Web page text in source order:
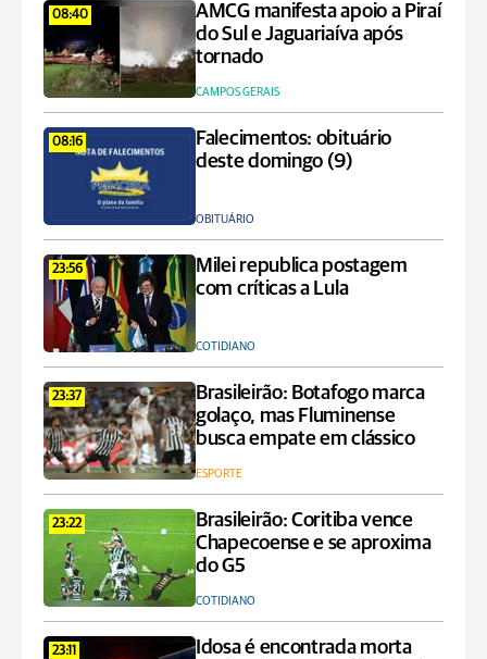
08:40
AMCG manifesta apoio a Piraí
do Sul e Jaguariaíva após
tornado
CAMPOS GERAIS
08:16
Falecimentos: obituário
deste domingo (9)
OBITUÁRIO
23:56
Milei republica postagem
com críticas a Lula
COTIDIANO
23:37
Brasileirão: Botafogo marca
golaço, mas Fluminense
busca empate em clássico
ESPORTE
23:22
Brasileirão: Coritiba vence
Chapecoense e se aproxima
do G5
COTIDIANO
23:11
Idosa é encontrada morta